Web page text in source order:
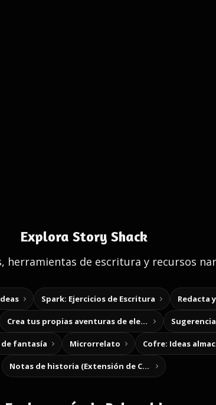
Explora Story Shack
herramientas de escritura y recursos
Spark: Ejercicios de Escritura Redacta
Crea tus propias aventuras de elección
de fantasía Microrrelato Cofre: Ideas
Notas de historia (Extensión de Chrome)